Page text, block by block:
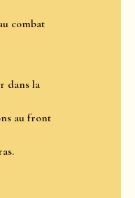
combat
dans la
au front